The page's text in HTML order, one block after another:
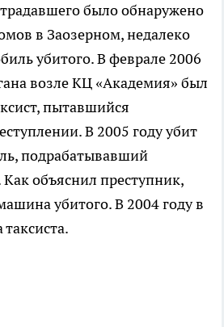
было обнаружено
в Заозерном, недалеко
убитого. В феврале 2006
возле КЦ «Академия» был
пытавшийся
В 2005 году убит
подрабатывавший
объяснил преступник,
убитого. В 2004 году в